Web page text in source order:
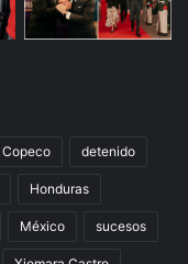
Copeco detenido
Honduras
México sucesos